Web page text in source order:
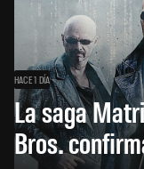
HACE 1 DÍA
La saga
Bros.